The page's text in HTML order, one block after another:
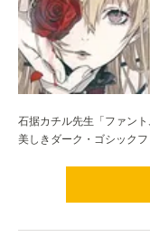
石据カチル先生「ファン
美しきダーク・ゴシック